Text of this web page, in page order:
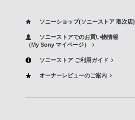
ソニーショップ(ソニーストア 取次店)
ソニーストアでのお買い物情報
（My Sony マイページ）
ソニーストア ご利用ガイド
オーナーレビューのご案内